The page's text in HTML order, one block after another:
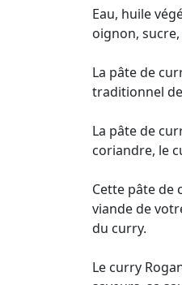
Eau, huile
oignon,
La pâte de
traditionnel
La pâte de
coriandre, le
Cette pâte de
viande de
du curry.
Le curry